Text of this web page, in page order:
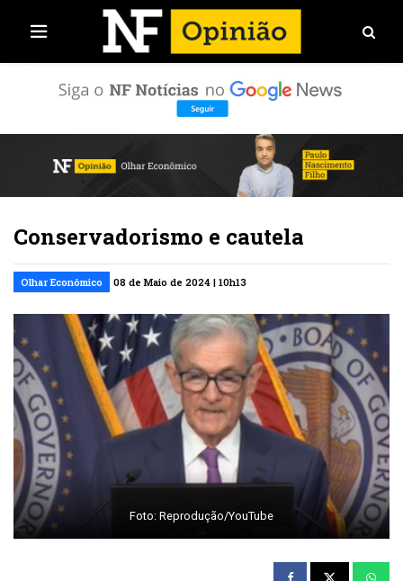
Conservadorismo e cautela
Olhar Econômico 08 de Maio de 2024 | 10h13
Foto: Reprodução/YouTube